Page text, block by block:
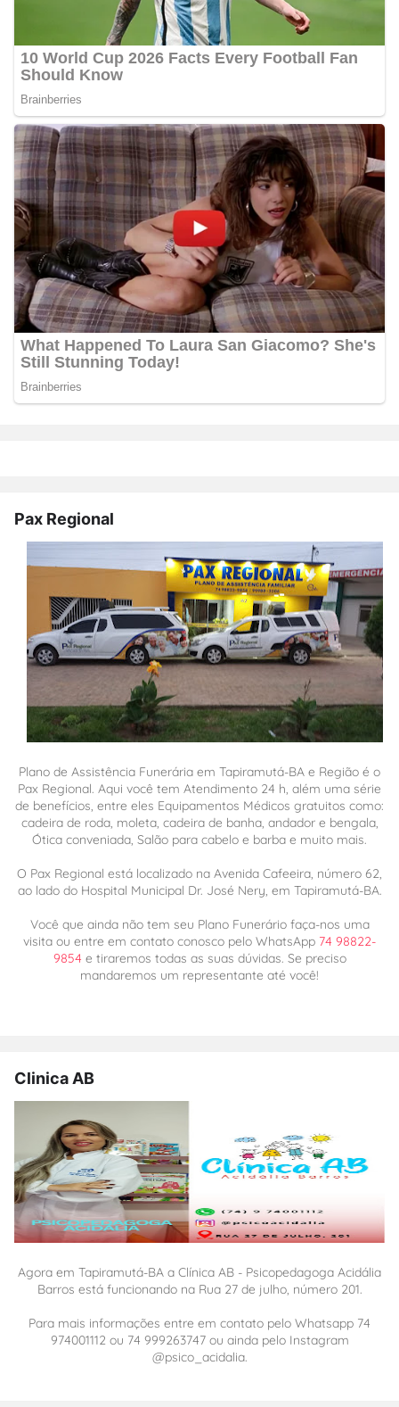
Pax Regional
Plano de Assistência Funerária em Tapiramutá-BA e Região é o
Pax Regional. Aqui você tem Atendimento 24 h, além uma série
de benefícios, entre eles Equipamentos Médicos gratuitos como:
cadeira de roda, moleta, cadeira de banha, andador e bengala,
Ótica conveniada, Salão para cabelo e barba e muito mais.
O Pax Regional está localizado na Avenida Cafeeira, número 62,
ao lado do Hospital Municipal Dr. José Nery, em Tapiramutá-BA.
Você que ainda não tem seu Plano Funerário faça-nos uma
visita ou entre em contato conosco pelo WhatsApp 74 98822-
9854 e tiraremos todas as suas dúvidas. Se preciso
mandaremos um representante até você!
Clinica AB
Agora em Tapiramutá-BA a Clínica AB - Psicopedagoga Acidália
Barros está funcionando na Rua 27 de julho, número 201.
Para mais informações entre em contato pelo Whatsapp 74
974001112 ou 74 999263747 ou ainda pelo Instagram
@psico_acidalia.